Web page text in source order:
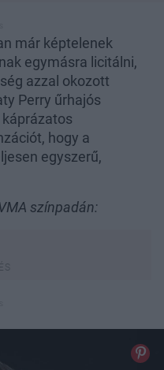
már képtelenek
egymásra licitálni,
azzal okozott
Perry űrhajós
hogy a
egyszerű,
színpadán: